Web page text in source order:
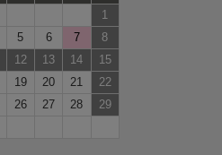
1
5 6 7
8
12 13 14
15
19 20 21
22
26 27 28
29